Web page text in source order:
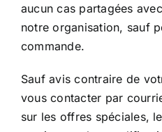
aucun cas partagées
notre organisation, sauf
commande.
Sauf avis contraire de
vous contacter par
sur les offres spéciales,